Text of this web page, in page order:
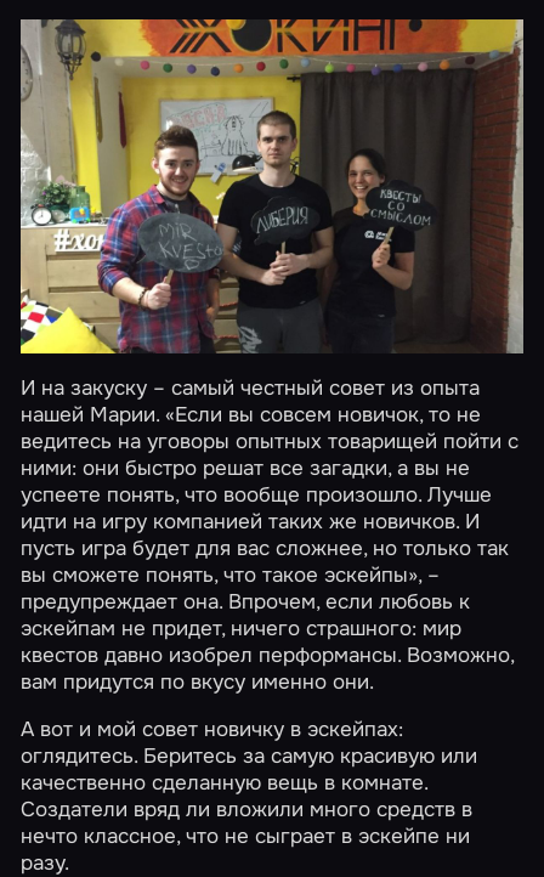
И на закуску – самый честный совет из опыта
нашей Марии. «Если вы совсем новичок, то не
ведитесь на уговоры опытных товарищей пойти с
ними: они быстро решат все загадки, а вы не
успеете понять, что вообще произошло. Лучше
идти на игру компанией таких же новичков. И
пусть игра будет для вас сложнее, но только так
вы сможете понять, что такое эскейпы», –
предупреждает она. Впрочем, если любовь к
эскейпам не придет, ничего страшного: мир
квестов давно изобрел перформансы. Возможно,
вам придутся по вкусу именно они.
А вот и мой совет новичку в эскейпах:
оглядитесь. Беритесь за самую красивую или
качественно сделанную вещь в комнате.
Создатели вряд ли вложили много средств в
нечто классное, что не сыграет в эскейпе ни
разу.